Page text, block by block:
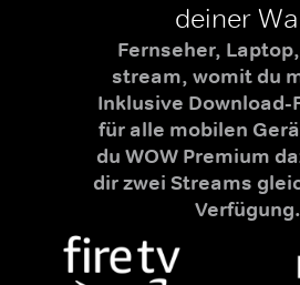
deiner
Fernseher,
stream, womit du
Inklusive Download-
für alle mobilen
du WOW Premium
dir zwei Streams
Verfügung.